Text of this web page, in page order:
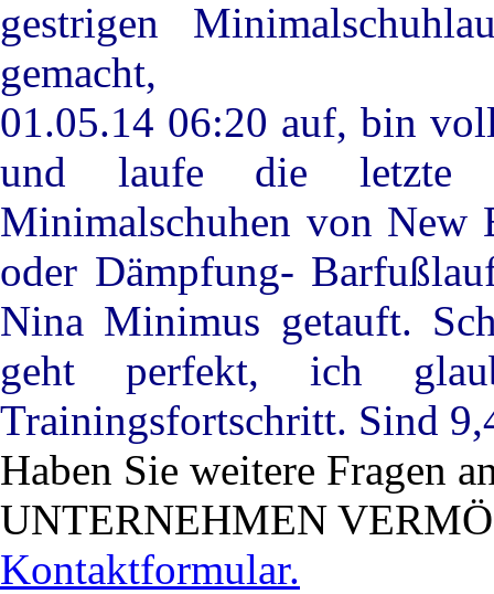
gestrigen
gemacht,
01.05.14 06:20 auf, bin
und laufe die letzte
Minimalschuhen von New
oder Dämpfung-
Nina Minimus getauft.
geht perfekt, ich
Trainingsfortschritt. Sind
Haben Sie weitere Fragen
UNTERNEHMEN
Kontaktformular.